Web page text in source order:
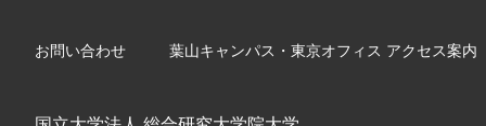
お問い合わせ 葉山キャンパス・東京オフィス アクセス案内